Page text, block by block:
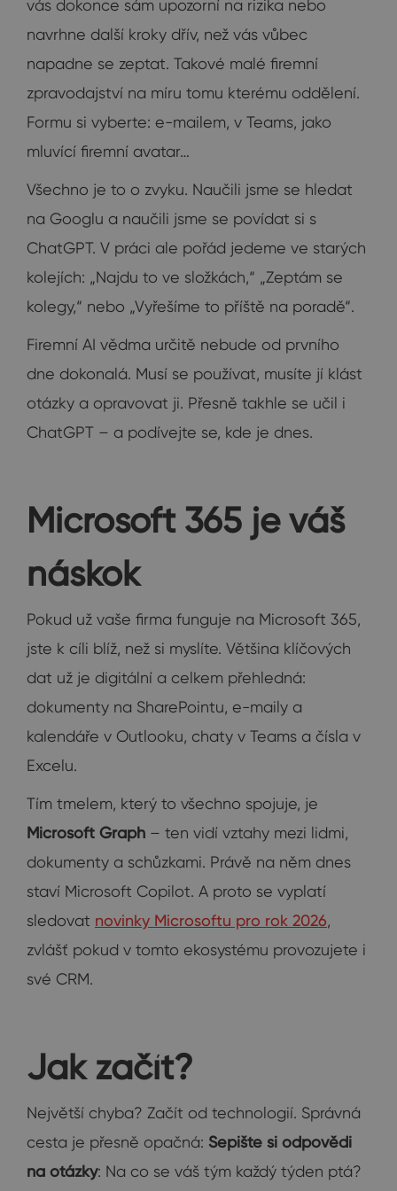
vás dokonce sám upozorní na rizika nebo
navrhne další kroky dřív, než vás vůbec
napadne se zeptat. Takové malé firemní
zpravodajství na míru tomu kterému oddělení.
Formu si vyberte: e-mailem, v Teams, jako
mluvící firemní avatar…
Všechno je to o zvyku. Naučili jsme se hledat
na Googlu a naučili jsme se povídat si s
ChatGPT. V práci ale pořád jedeme ve starých
kolejích: „Najdu to ve složkách,“ „Zeptám se
kolegy,“ nebo „Vyřešíme to příště na poradě“.
Firemní AI vědma určitě nebude od prvního
dne dokonalá. Musí se používat, musíte jí klást
otázky a opravovat ji. Přesně takhle se učil i
ChatGPT – a podívejte se, kde je dnes.
Microsoft 365 je váš
náskok
Pokud už vaše firma funguje na Microsoft 365,
jste k cíli blíž, než si myslíte. Většina klíčových
dat už je digitální a celkem přehledná:
dokumenty na SharePointu, e-maily a
kalendáře v Outlooku, chaty v Teams a čísla v
Excelu.
Tím tmelem, který to všechno spojuje, je
Microsoft Graph – ten vidí vztahy mezi lidmi,
dokumenty a schůzkami. Právě na něm dnes
staví Microsoft Copilot. A proto se vyplatí
sledovat novinky Microsoftu pro rok 2026,
zvlášť pokud v tomto ekosystému provozujete i
své CRM.
Jak začít?
Největší chyba? Začít od technologií. Správná
cesta je přesně opačná: Sepište si odpovědi
na otázky: Na co se váš tým každý týden ptá?